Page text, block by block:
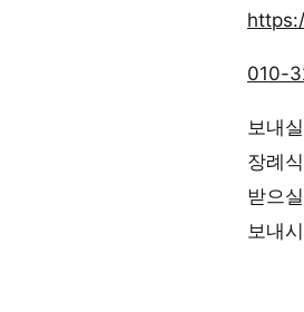
010-
보내
장례
받으
보내